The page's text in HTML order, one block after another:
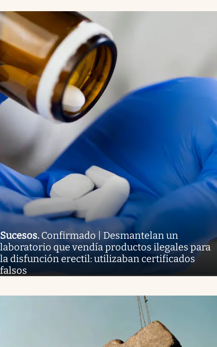
Sucesos. Confirmado | Desmantelan un
laboratorio que vendía productos ilegales para
la disfunción erectil: utilizaban certificados
falsos